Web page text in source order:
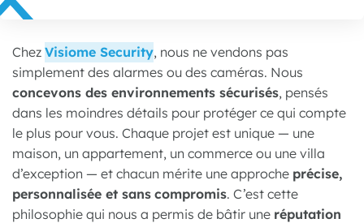
Chez Visiome Security, nous ne vendons pas
simplement des alarmes ou des caméras. Nous
concevons des environnements sécurisés, pensés
dans les moindres détails pour protéger ce qui compte
le plus pour vous. Chaque projet est unique — une
maison, un appartement, un commerce ou une villa
d’exception — et chacun mérite une approche précise,
personnalisée et sans compromis. C’est cette
philosophie qui nous a permis de bâtir une réputation